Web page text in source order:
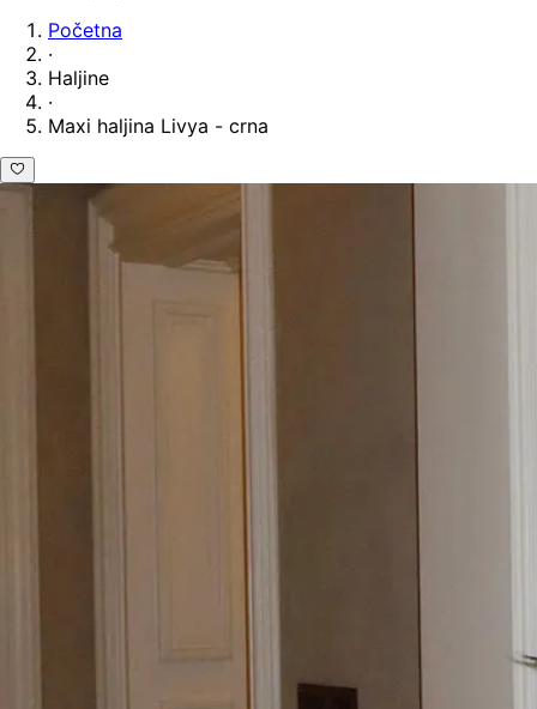
Početna
·
Haljine
·
Maxi haljina Livya - crna